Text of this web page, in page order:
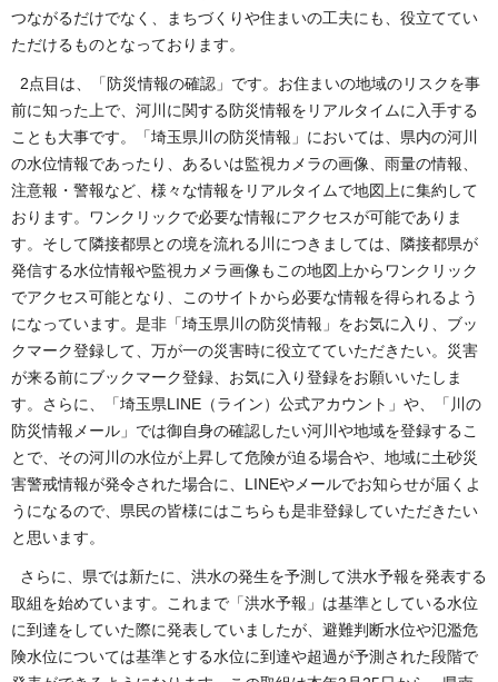
つながるだけでなく、まちづくりや住まいの工夫にも、役立ててい
ただけるものとなっております。
2点目は、「防災情報の確認」です。お住まいの地域のリスクを事
前に知った上で、河川に関する防災情報をリアルタイムに入手する
ことも大事です。「埼玉県川の防災情報」においては、県内の河川
の水位情報であったり、あるいは監視カメラの画像、雨量の情報、
注意報・警報など、様々な情報をリアルタイムで地図上に集約して
おります。ワンクリックで必要な情報にアクセスが可能でありま
す。そして隣接都県との境を流れる川につきましては、隣接都県が
発信する水位情報や監視カメラ画像もこの地図上からワンクリック
でアクセス可能となり、このサイトから必要な情報を得られるよう
になっています。是非「埼玉県川の防災情報」をお気に入り、ブッ
クマーク登録して、万が一の災害時に役立てていただきたい。災害
が来る前にブックマーク登録、お気に入り登録をお願いいたしま
す。さらに、「埼玉県LINE（ライン）公式アカウント」や、「川の
防災情報メール」では御自身の確認したい河川や地域を登録するこ
とで、その河川の水位が上昇して危険が迫る場合や、地域に土砂災
害警戒情報が発令された場合に、LINEやメールでお知らせが届くよ
うになるので、県民の皆様にはこちらも是非登録していただきたい
と思います。
さらに、県では新たに、洪水の発生を予測して洪水予報を発表する
取組を始めています。これまで「洪水予報」は基準としている水位
に到達をしていた際に発表していましたが、避難判断水位や氾濫危
険水位については基準とする水位に到達や超過が予測された段階で